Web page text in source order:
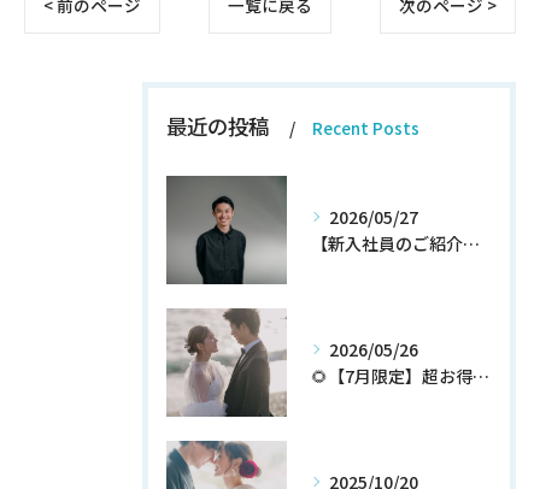
< 前のページ 一覧に戻る 次のページ >
最近の投稿 Recent Posts
2026/05/27
【新入社員のご紹介】期待の新人！和田翔午JOIN!
2026/05/26
🌻【7月限定】超お得なウェディングフォトプランが登場✨
2025/10/20